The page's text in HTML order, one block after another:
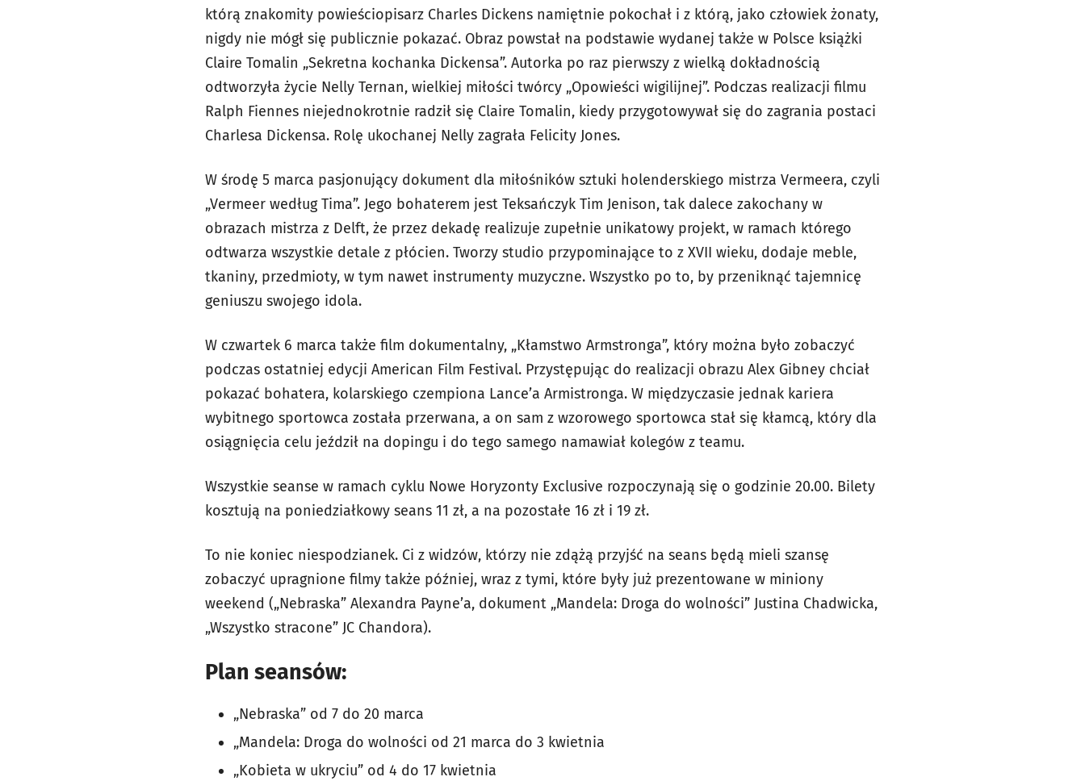
którą znakomity powieściopisarz Charles Dickens namiętnie pokochał i z którą, jako człowiek żonaty,
nigdy nie mógł się publicznie pokazać. Obraz powstał na podstawie wydanej także w Polsce książki
Claire Tomalin „Sekretna kochanka Dickensa”. Autorka po raz pierwszy z wielką dokładnością
odtworzyła życie Nelly Ternan, wielkiej miłości twórcy „Opowieści wigilijnej”. Podczas realizacji filmu
Ralph Fiennes niejednokrotnie radził się Claire Tomalin, kiedy przygotowywał się do zagrania postaci
Charlesa Dickensa. Rolę ukochanej Nelly zagrała Felicity Jones.
W środę 5 marca pasjonujący dokument dla miłośników sztuki holenderskiego mistrza Vermeera, czyli
„Vermeer według Tima”. Jego bohaterem jest Teksańczyk Tim Jenison, tak dalece zakochany w
obrazach mistrza z Delft, że przez dekadę realizuje zupełnie unikatowy projekt, w ramach którego
odtwarza wszystkie detale z płócien. Tworzy studio przypominające to z XVII wieku, dodaje meble,
tkaniny, przedmioty, w tym nawet instrumenty muzyczne. Wszystko po to, by przeniknąć tajemnicę
geniuszu swojego idola.
W czwartek 6 marca także film dokumentalny, „Kłamstwo Armstronga”, który można było zobaczyć
podczas ostatniej edycji American Film Festival. Przystępując do realizacji obrazu Alex Gibney chciał
pokazać bohatera, kolarskiego czempiona Lance’a Armistronga. W międzyczasie jednak kariera
wybitnego sportowca została przerwana, a on sam z wzorowego sportowca stał się kłamcą, który dla
osiągnięcia celu jeździł na dopingu i do tego samego namawiał kolegów z teamu.
Wszystkie seanse w ramach cyklu Nowe Horyzonty Exclusive rozpoczynają się o godzinie 20.00. Bilety
kosztują na poniedziałkowy seans 11 zł, a na pozostałe 16 zł i 19 zł.
To nie koniec niespodzianek. Ci z widzów, którzy nie zdążą przyjść na seans będą mieli szansę
zobaczyć upragnione filmy także później, wraz z tymi, które były już prezentowane w miniony
weekend („Nebraska” Alexandra Payne’a, dokument „Mandela: Droga do wolności” Justina Chadwicka,
„Wszystko stracone” JC Chandora).
Plan seansów:
„Nebraska” od 7 do 20 marca
„Mandela: Droga do wolności od 21 marca do 3 kwietnia
„Kobieta w ukryciu” od 4 do 17 kwietnia